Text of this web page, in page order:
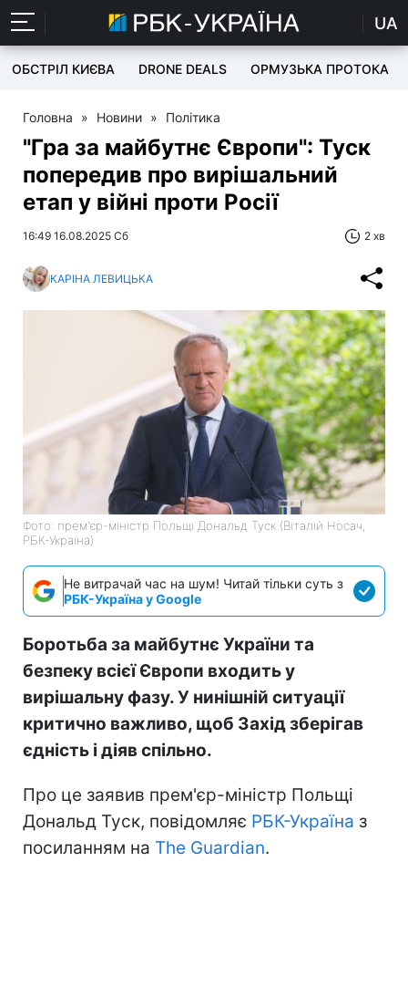
UA
ОБСТРІЛ КИЄВА DRONE DEALS ОРМУЗЬКА ПРОТОКА
Головна » Новини » Політика
"Гра за майбутнє Європи": Туск
попередив про вирішальний
етап у війні проти Росії
16:49 16.08.2025 Сб 2 хв
КАРІНА ЛЕВИЦЬКА
Фото: прем'єр-міністр Польщі Дональд Туск (Віталій Носач,
РБК-Україна)
Не витрачай час на шум! Читай тільки суть з
РБК-Україна у Google
Боротьба за майбутнє України та
безпеку всієї Європи входить у
вирішальну фазу. У нинішній ситуації
критично важливо, щоб Захід зберігав
єдність і діяв спільно.
Про це заявив прем'єр-міністр Польщі
Дональд Туск, повідомляє РБК-Україна з
посиланням на The Guardian.